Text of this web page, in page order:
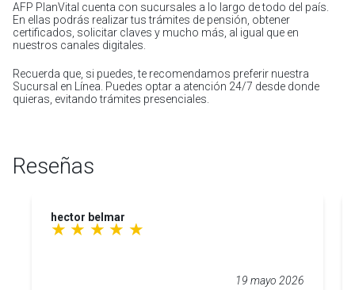
AFP PlanVital cuenta con sucursales a lo largo de todo del país.
En ellas podrás realizar tus trámites de pensión, obtener
certificados, solicitar claves y mucho más, al igual que en
nuestros canales digitales.
Recuerda que, si puedes, te recomendamos preferir nuestra
Sucursal en Línea. Puedes optar a atención 24/7 desde donde
quieras, evitando trámites presenciales.
Reseñas
hector belmar
19 mayo 2026